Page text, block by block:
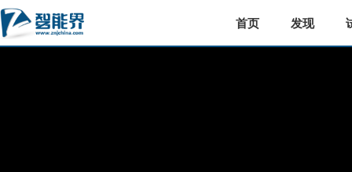
首页 发现